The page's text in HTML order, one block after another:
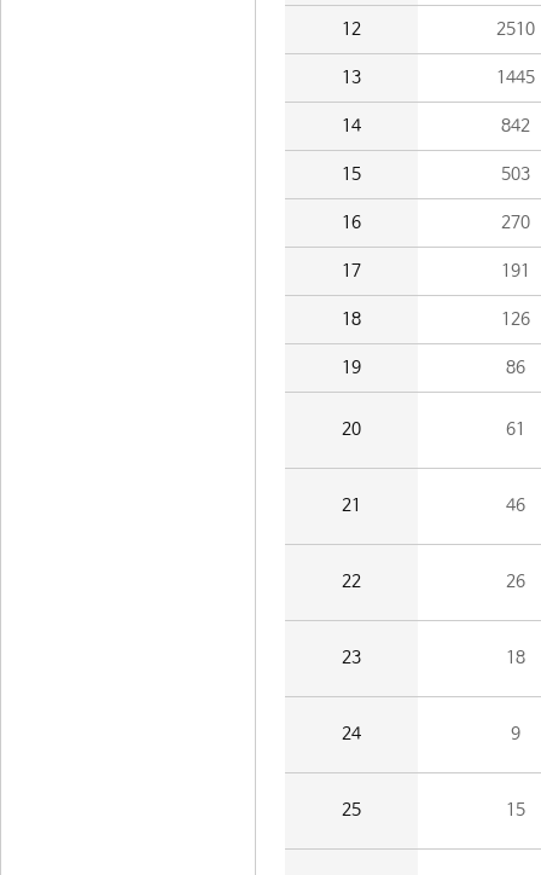
12 2510
13 1445
14 842
15 503
16 270
17 191
18 126
19 86
20 61
21 46
22 26
23 18
24 9
25 15